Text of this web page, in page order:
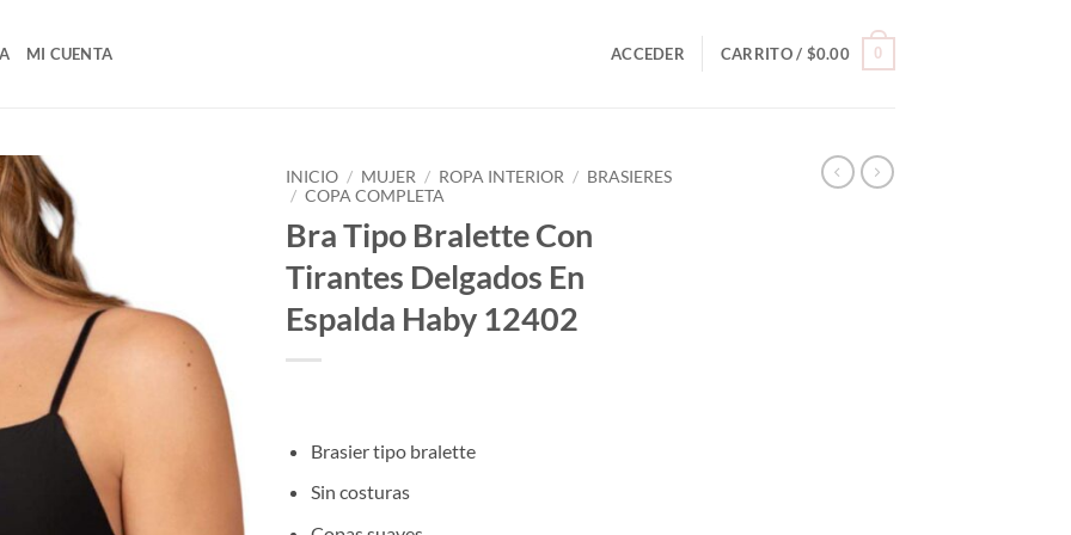
MI CUENTA ACCEDER CARRITO / $0.00 0
INICIO / MUJER / ROPA INTERIOR / BRASIERES
/ COPA COMPLETA
Bra Tipo Bralette Con
Tirantes Delgados En
Espalda Haby 12402
Brasier tipo bralette
Sin costuras